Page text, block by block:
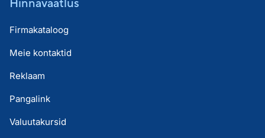
Firmakataloog
Meie kontaktid
Reklaam
Pangalink
Valuutakursid